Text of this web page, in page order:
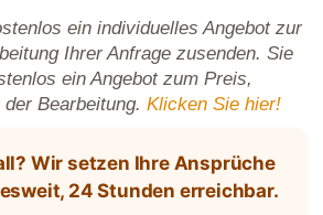
ein individuelles Angebot zur
Ihrer Anfrage zusenden. Sie
ein Angebot zum Preis,
Bearbeitung. Klicken Sie hier!
Wir setzen Ihre Ansprüche
24 Stunden erreichbar.